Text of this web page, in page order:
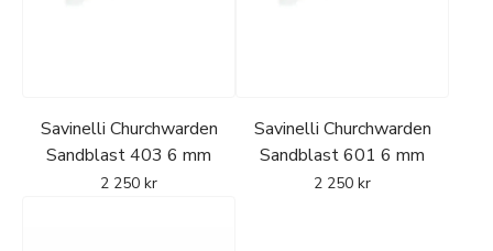
Savinelli Churchwarden
Sandblast 403 6 mm
2 250 kr
Savinelli Churchwarden
Sandblast 601 6 mm
2 250 kr